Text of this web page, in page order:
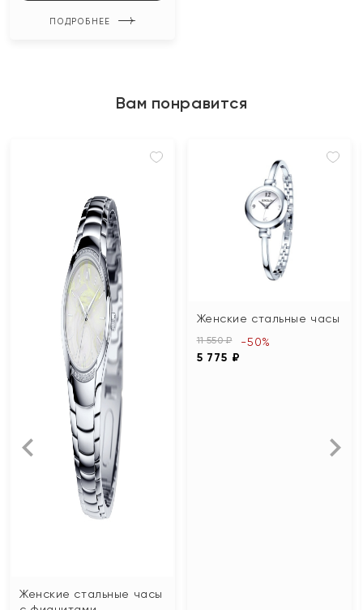
ПОДРОБНЕЕ
Вам понравится
Женские стальные часы
Женские стальные часы
11 550 ₽
5 775 ₽
-50%